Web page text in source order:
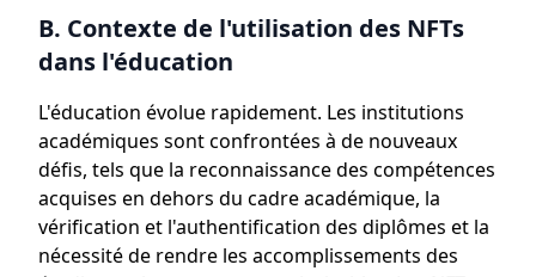
B. Contexte de l'utilisation des NFTs
dans l'éducation
L'éducation évolue rapidement. Les institutions
académiques sont confrontées à de nouveaux
défis, tels que la reconnaissance des compétences
acquises en dehors du cadre académique, la
vérification et l'authentification des diplômes et la
nécessité de rendre les accomplissements des